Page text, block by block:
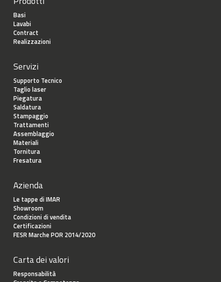
Basi
Lavabi
Contract
Realizzazioni
Servizi
Supporto Tecnico
Taglio laser
Piegatura
Saldatura
Stampaggio
Trattamenti
Assemblaggio
Materiali
Tornitura
Fresatura
Azienda
Le tappe di IMAR
Showroom
Condizioni di vendita
Certificazioni
FESR Marche POR 2014/2020
Carta dei valori
Responsabilità